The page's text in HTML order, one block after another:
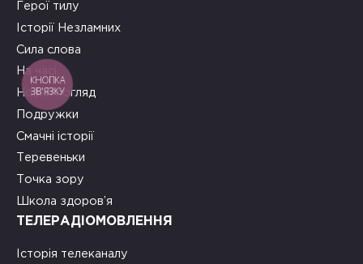
Герої тилу
Історії Незламних
Сила слова
На часі
Новий погляд
Подружки
Смачні історії
Теревеньки
Точка зору
Школа здоров’я
ТЕЛЕРАДІОМОВЛЕННЯ
Історія телеканалу
КНОПКА
ЗВ'ЯЗКУ